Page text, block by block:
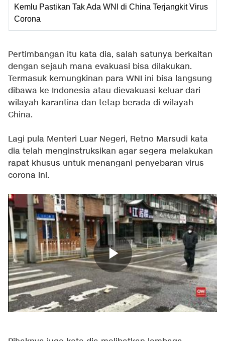
Kemlu Pastikan Tak Ada WNI di China Terjangkit Virus
Corona
Pertimbangan itu kata dia, salah satunya berkaitan
dengan sejauh mana evakuasi bisa dilakukan.
Termasuk kemungkinan para WNI ini bisa langsung
dibawa ke Indonesia atau dievakuasi keluar dari
wilayah karantina dan tetap berada di wilayah
China.
Lagi pula Menteri Luar Negeri, Retno Marsudi kata
dia telah menginstruksikan agar segera melakukan
rapat khusus untuk menangani penyebaran virus
corona ini.